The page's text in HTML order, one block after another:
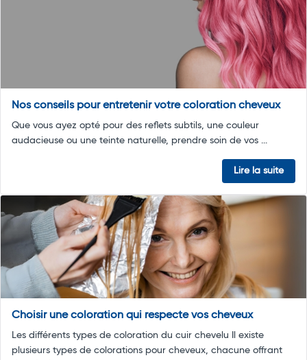
Nos conseils pour entretenir votre coloration cheveux
Que vous ayez opté pour des reflets subtils, une couleur
audacieuse ou une teinte naturelle, prendre soin de vos ...
Lire la suite
Choisir une coloration qui respecte vos cheveux
Les différents types de coloration du cuir chevelu Il existe
plusieurs types de colorations pour cheveux, chacune offrant